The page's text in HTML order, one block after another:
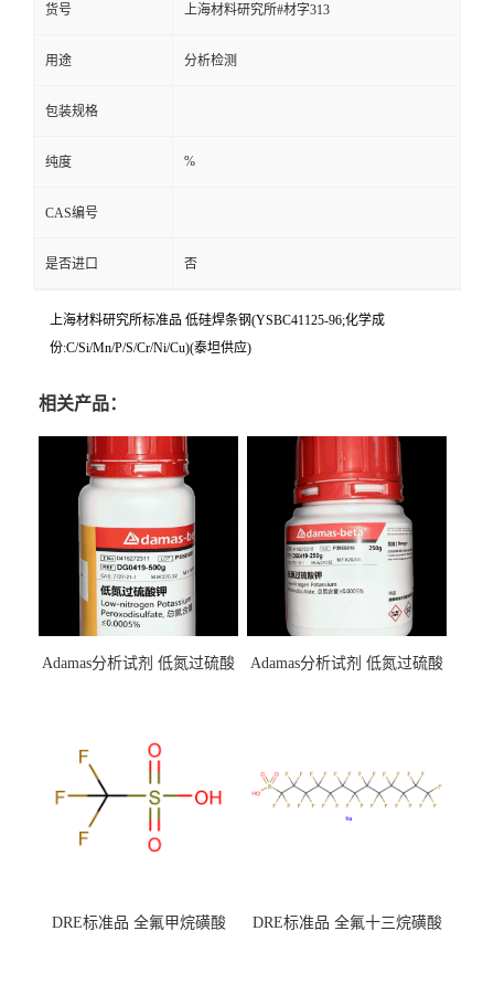
货号 上海材料研究所#材字313
用途 分析检测
包装规格
纯度 %
CAS编号
是否进口 否
上海材料研究所标准品 低硅焊条钢(YSBC41125-96;化学成
份:C/Si/Mn/P/S/Cr/Ni/Cu)(泰坦供应)
相关产品：
Adamas分析试剂 低氮过硫酸
（泰坦现货供应）
Adamas分析试剂 低氮过硫酸
DRE标准品 全氟甲烷磺酸
DRE标准品 全氟十三烷磺酸